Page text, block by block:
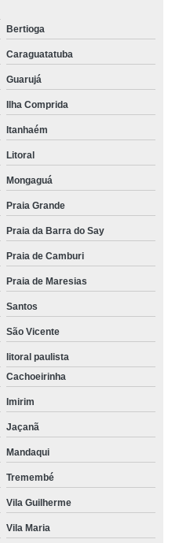
Bertioga
Caraguatatuba
Guarujá
Ilha Comprida
Itanhaém
Litoral
Mongaguá
Praia Grande
Praia da Barra do Say
Praia de Camburi
Praia de Maresias
Santos
São Vicente
litoral paulista
Cachoeirinha
Imirim
Jaçanã
Mandaqui
Tremembé
Vila Guilherme
Vila Maria